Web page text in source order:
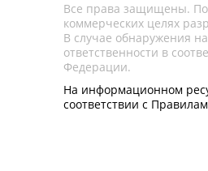
Все права защищены.
коммерческих целях
В случае обнаружения
ответственности в
Федерации.
На информационном
соответствии с